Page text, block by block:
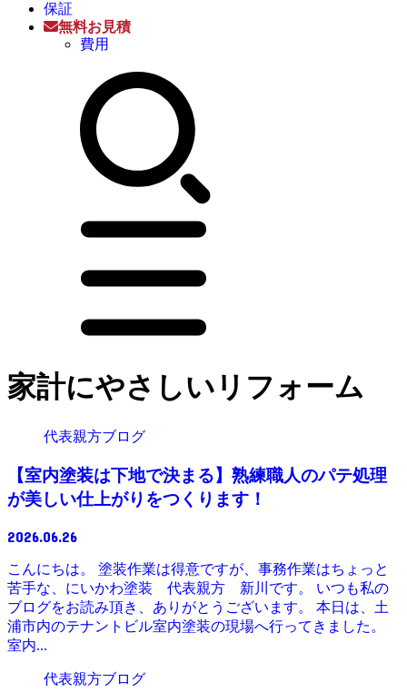
保証
無料お見積
費用
家計にやさしいリフォーム
代表親方ブログ
【室内塗装は下地で決まる】熟練職人のパテ処理
が美しい仕上がりをつくります！
2026.06.26
こんにちは。 塗装作業は得意ですが、事務作業はちょっと
苦手な、にいかわ塗装 代表親方 新川です。 いつも私の
ブログをお読み頂き、ありがとうございます。 本日は、土
浦市内のテナントビル室内塗装の現場へ行ってきました。
室内...
代表親方ブログ